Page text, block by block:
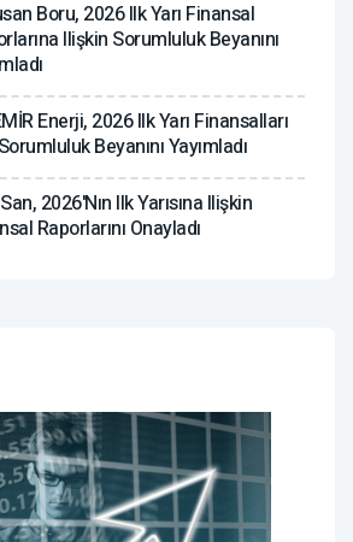
Boru, 2026 Ilk Yarı Finansal
Ilişkin Sorumluluk Beyanını
Enerji, 2026 Ilk Yarı Finansalları
Beyanını Yayımladı
2026'nın Ilk Yarısına Ilişkin
Raporlarını Onayladı